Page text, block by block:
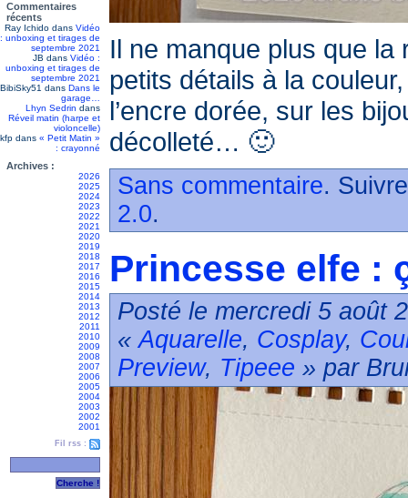
Commentaires
récents
Ray Ichido dans Vidéo
: unboxing et tirages de
septembre 2021
JB dans Vidéo :
unboxing et tirages de
septembre 2021
BibiSky51 dans Dans le
garage…
Lhyn Sedrin dans
Réveil matin (harpe et
violoncelle)
kfp dans « Petit Matin »
: crayonné
Archives :
2026
2025
2024
2023
2022
2021
2020
2019
2018
2017
2016
2015
2014
2013
2012
2011
2010
2009
2008
2007
2006
2005
2004
2003
2002
2001
Fil rss :
Il ne manque plus que
petits détails à la
l’encre dorée, sur les
décolleté… 🙂
Sans commentaire.
2.0.
Princesse elfe :
Posté le mercredi 5 août
«Aquarelle, Cosplay,
Preview, Tipeee » par